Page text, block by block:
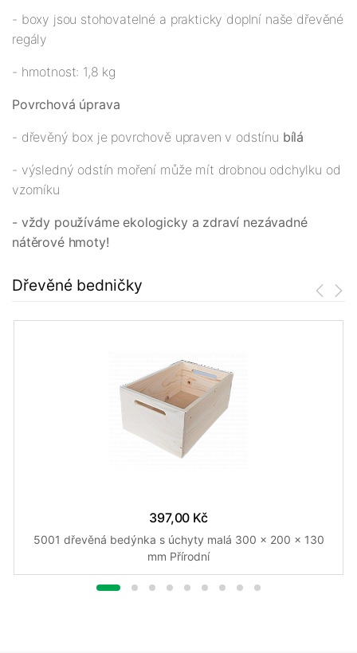
- boxy jsou stohovatelné a prakticky doplní naše dřevěné
regály
- hmotnost: 1,8 kg
Povrchová úprava
- dřevěný box je povrchově upraven v odstínu bílá
- výsledný odstín moření může mít drobnou odchylku od
vzorníku
- vždy používáme ekologicky a zdraví nezávadné
nátěrové hmoty!
Dřevěné bedničky
397,00 Kč
5001 dřevěná bedýnka s úchyty malá 300 x 200 x 130
mm Přírodní